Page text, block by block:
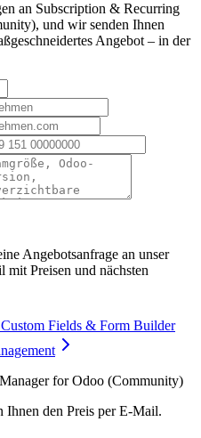
an Subscription & Recurring
und wir senden Ihnen
Angebot – in der
Angebotsanfrage an unser
Preisen und nächsten
Fields & Form Builder
for Odoo (Community)
den Preis per E-Mail.